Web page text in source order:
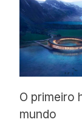
O primeiro
mundo